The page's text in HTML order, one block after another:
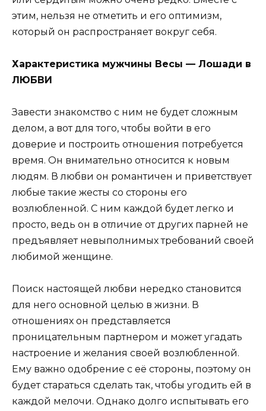
этим, нельзя не отметить и его оптимизм,
который он распространяет вокруг себя.
Характеристика мужчины Весы — Лошади в
ЛЮБВИ
Завести знакомство с ним не будет сложным
делом, а вот для того, чтобы войти в его
доверие и построить отношения потребуется
время. Он внимательно относится к новым
людям. В любви он романтичен и приветствует
любые такие жесты со стороны его
возлюбленной. С ним каждой будет легко и
просто, ведь он в отличие от других парней не
предъявляет невыполнимых требований своей
любимой женщине.
Поиск настоящей любви нередко становится
для него основной целью в жизни. В
отношениях он представляется
проницательным партнером и может угадать
настроение и желания своей возлюбленной.
Ему важно одобрение с её стороны, поэтому он
будет стараться сделать так, чтобы угодить ей в
каждой мелочи. Однако долго испытывать его